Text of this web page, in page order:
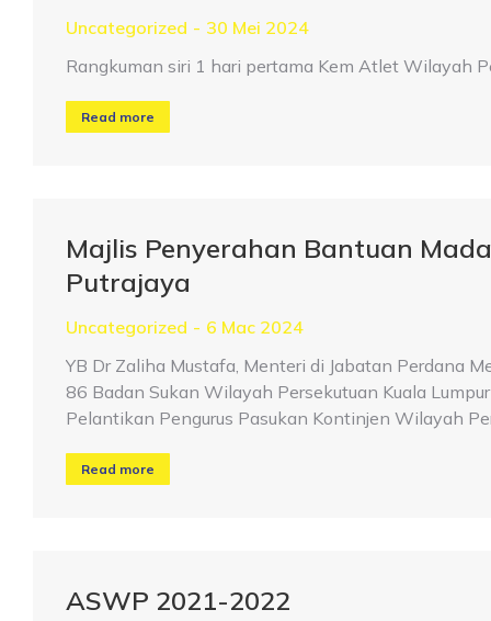
Uncategorized
30 Mei 2024
Rangkuman siri 1 hari pertama Kem Atlet Wilayah
Read more
Majlis Penyerahan Bantuan
Putrajaya
Uncategorized
6 Mac 2024
YB Dr Zaliha Mustafa, Menteri di Jabatan Perdana
86 Badan Sukan Wilayah Persekutuan Kuala
Pelantikan Pengurus Pasukan Kontinjen Wilayah
Read more
ASWP 2021-2022